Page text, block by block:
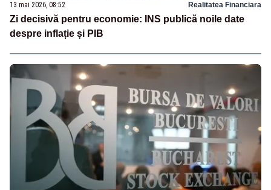
13 mai 2026, 08:52 Realitatea Financiara
Zi decisivă pentru economie: INS publică noile date
despre inflație și PIB